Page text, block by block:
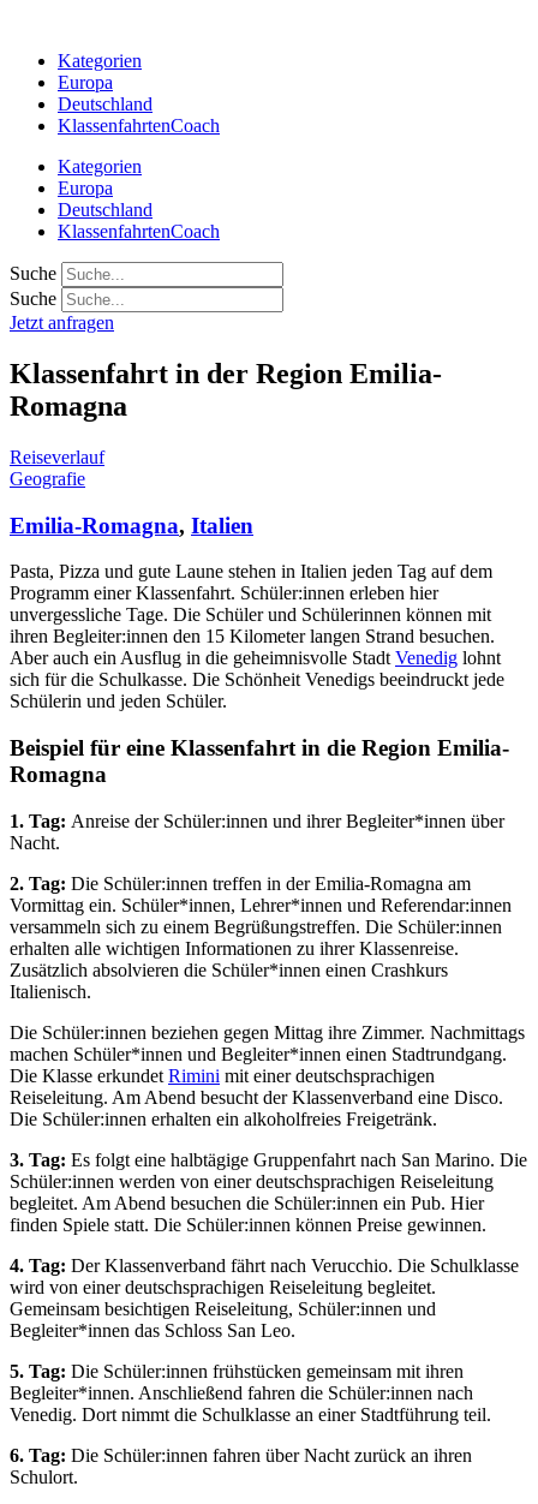
springenKategorien
Europa
Deutschland
KlassenfahrtenCoach
Kategorien
Europa
Deutschland
KlassenfahrtenCoach
Suche
Suche
Jetzt anfragen
Klassenfahrt in der Region Emilia-
Romagna
Reiseverlauf
Geografie
Emilia-Romagna, Italien
Pasta, Pizza und gute Laune stehen in Italien jeden Tag auf dem
Programm einer Klassenfahrt. Schüler:innen erleben hier
unvergessliche Tage. Die Schüler und Schülerinnen können mit
ihren Begleiter:innen den 15 Kilometer langen Strand besuchen.
Aber auch ein Ausflug in die geheimnisvolle Stadt Venedig lohnt
sich für die Schulkasse. Die Schönheit Venedigs beeindruckt jede
Schülerin und jeden Schüler.
Beispiel für eine Klassenfahrt in die Region Emilia-
Romagna
1. Tag: Anreise der Schüler:innen und ihrer Begleiter*innen über
Nacht.
2. Tag: Die Schüler:innen treffen in der Emilia-Romagna am
Vormittag ein. Schüler*innen, Lehrer*innen und Referendar:innen
versammeln sich zu einem Begrüßungstreffen. Die Schüler:innen
erhalten alle wichtigen Informationen zu ihrer Klassenreise.
Zusätzlich absolvieren die Schüler*innen einen Crashkurs
Italienisch.
Die Schüler:innen beziehen gegen Mittag ihre Zimmer. Nachmittags
machen Schüler*innen und Begleiter*innen einen Stadtrundgang.
Die Klasse erkundet Rimini mit einer deutschsprachigen
Reiseleitung. Am Abend besucht der Klassenverband eine Disco.
Die Schüler:innen erhalten ein alkoholfreies Freigetränk.
3. Tag: Es folgt eine halbtägige Gruppenfahrt nach San Marino. Die
Schüler:innen werden von einer deutschsprachigen Reiseleitung
begleitet. Am Abend besuchen die Schüler:innen ein Pub. Hier
finden Spiele statt. Die Schüler:innen können Preise gewinnen.
4. Tag: Der Klassenverband fährt nach Verucchio. Die Schulklasse
wird von einer deutschsprachigen Reiseleitung begleitet.
Gemeinsam besichtigen Reiseleitung, Schüler:innen und
Begleiter*innen das Schloss San Leo.
5. Tag: Die Schüler:innen frühstücken gemeinsam mit ihren
Begleiter*innen. Anschließend fahren die Schüler:innen nach
Venedig. Dort nimmt die Schulklasse an einer Stadtführung teil.
6. Tag: Die Schüler:innen fahren über Nacht zurück an ihren
Schulort.